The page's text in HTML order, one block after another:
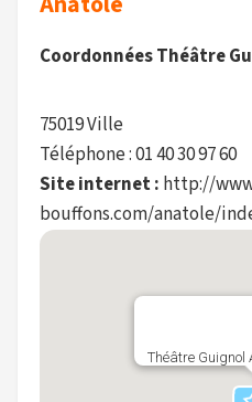
Coordonnées Théâtre
75019 Ville
Téléphone : 01 40 30 97 60
Site internet : http://
bouffons.com/anatole/
Théâtre Guignol